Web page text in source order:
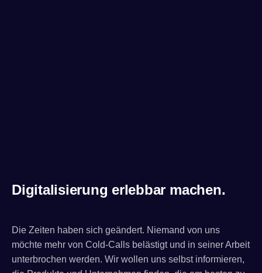
Digitalisierung erlebbar machen.
Die Zeiten haben sich geändert. Niemand von uns
möchte mehr von Cold-Calls belästigt und in seiner Arbeit
unterbrochen werden. Wir wollen uns selbst informieren,